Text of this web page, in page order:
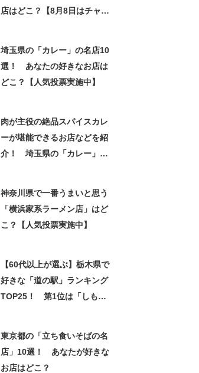
店はどこ？【8月8日はチャー
埼玉県の「カレー」の名店10
選！ あなたの好きなお店は
どこ？【人気投票実施中】
肉が主役の絶品スパイスカレ
ーが堪能できるお店などを紹
介！ 埼玉県の「カレー」の
神奈川県で一番うまいと思う
「横浜家系ラーメン店」はど
こ？【人気投票実施中】
【60代以上が選ぶ】栃木県で
好きな「道の駅」ランキング
TOP25！ 第1位は「しもつ
東京都の「立ち食いそばの名
店」10選！ あなたが好きな
お店はどこ？